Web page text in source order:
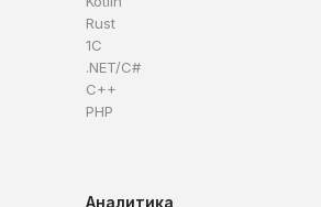
Rust
1C
.NET/C#
C++
PHP
Аналитика